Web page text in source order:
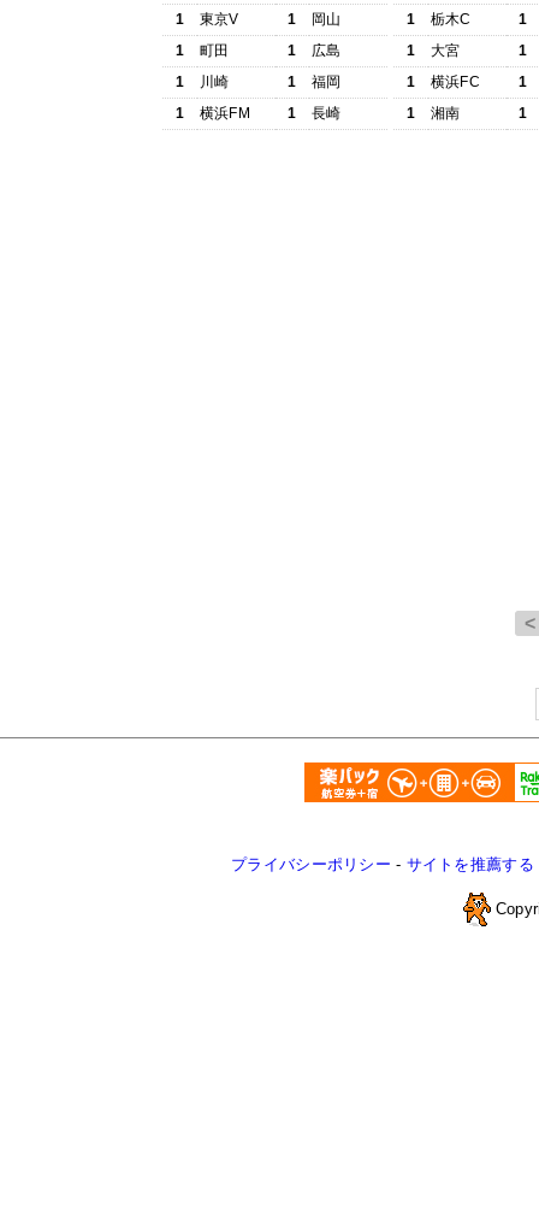
1
東京V 1
岡山
1
町田 1
広島
1
川崎 1
福岡
1
横浜FM 1 長崎
1
栃木C
1
1
大宮
1
1
横浜FC
1
1
湘南 1
プライバシーポリシー - サイトを推薦する